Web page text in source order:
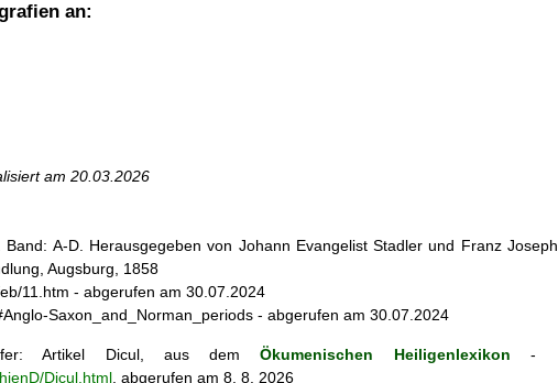
an:
am 20.03.2026
A-D. Herausgegeben von Johann Evangelist Stadler und Franz Joseph
Augsburg, 1858
11.htm - abgerufen am 30.07.2024
Saxon_and_Norman_periods - abgerufen am 30.07.2024
Artikel Dicul, aus demÖkumenischen Heiligenlexikon -
Dicul.html , abgerufen am 8. 8. 2026